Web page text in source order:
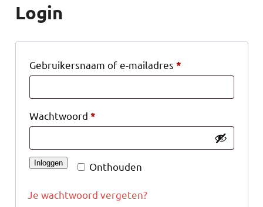
Login
Gebruikersnaam of e-mailadres *
Wachtwoord *
Onthouden
Inloggen
Je wachtwoord vergeten?